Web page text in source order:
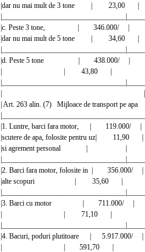
|dar nu mai mult de 3 tone |
|c. Peste 3 tone, | 346.000/
|dar nu mai mult de 5 tone |
|d. Peste 5 tone | 438.000/
| | 43,80 |
| |
| Art. 263 alin. (7) Mijloace de
|1. Luntre, barci fara motor, |
|scutere de apa, folosite pentru
|si agrement personal
|2. Barci fara motor, folosite in |
|alte scopuri |
|3. Barci cu motor |
| | 71,10 |
|4. Bacuri, poduri plutitoare |
| | 591,70 |